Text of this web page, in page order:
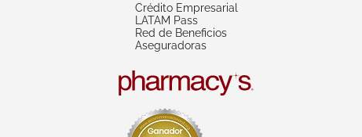
Crédito Empresarial
LATAM Pass
Red de Beneficios
Aseguradoras